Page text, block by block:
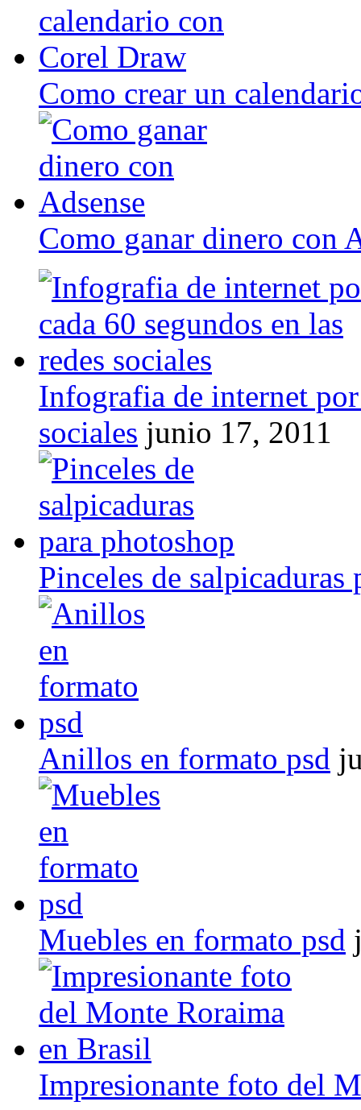
Como crear un
Como ganar dinero con
Infografia de internet por
sociales junio 17, 2011
Pinceles de salpicaduras
Anillos en formato psd
Muebles en formato psd
Impresionante foto del